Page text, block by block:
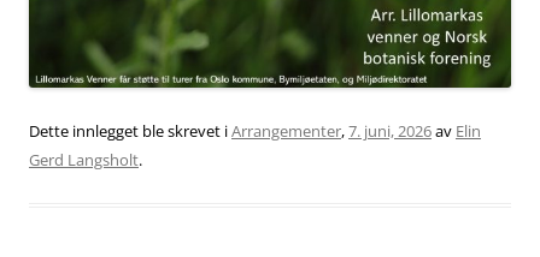
Dette innlegget ble skrevet iArrangementer,7. juni, 2026av Elin
Gerd Langsholt.